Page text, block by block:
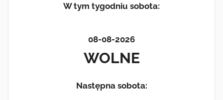
W tym tygodniu sobota:
08-08-2026
WOLNE
Następna sobota: